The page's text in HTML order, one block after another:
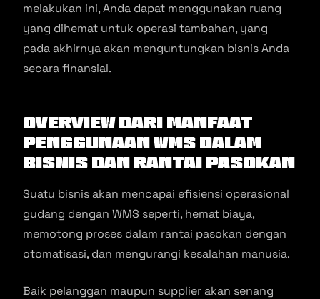
melakukan ini, Anda dapat menggunakan ruang
yang dihemat untuk operasi tambahan, yang
pada akhirnya akan menguntungkan bisnis Anda
secara finansial.
Overview dari Manfaat
Penggunaan WMS dalam
Bisnis dan Rantai Pasokan
Suatu bisnis akan mencapai efisiensi operasional
gudang dengan WMS seperti, hemat biaya,
memotong proses dalam rantai pasokan dengan
otomatisasi, dan mengurangi kesalahan manusia.
Baik pelanggan maupun supplier akan senang